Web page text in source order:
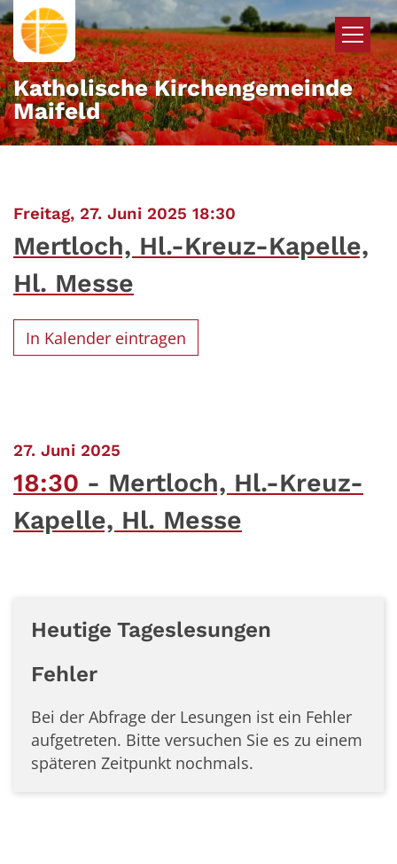
Zum Inhalt springen
Katholische Kirchengemeinde
Maifeld
Freitag, 27. Juni 2025 18:30
Mertloch, Hl.-Kreuz-Kapelle,
Hl. Messe
In Kalender eintragen
27. Juni 2025
18:30
Mertloch, Hl.-Kreuz-
Kapelle, Hl. Messe
Heutige Tageslesungen
Fehler
Bei der Abfrage der Lesungen ist ein Fehler
aufgetreten. Bitte versuchen Sie es zu einem
späteren Zeitpunkt nochmals.